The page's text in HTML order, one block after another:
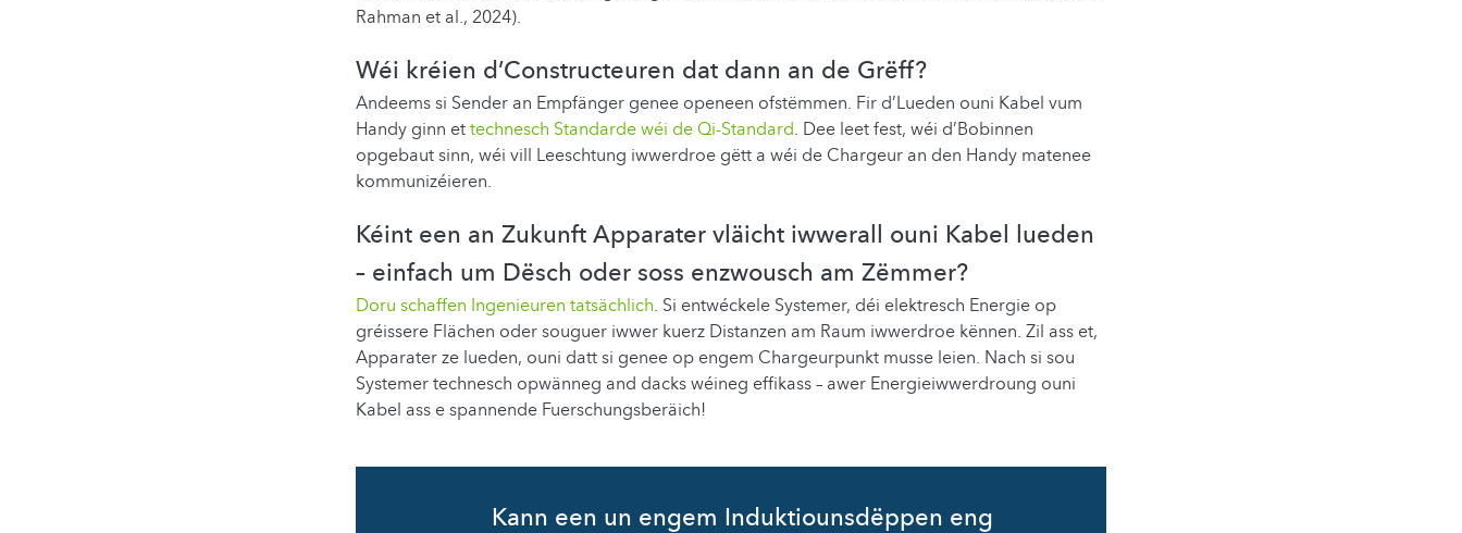
Rahman et al., 2024).
Wéi kréien d’Constructeuren dat dann an de Grëff?
Andeems si Sender an Empfänger genee openeen ofstëmmen. Fir d’Lueden ouni Kabel vum
Handy ginn ettechnesch Standarde wéi de Qi-Standard. Dee leet fest, wéi d’Bobinnen
opgebaut sinn, wéi vill Leeschtung iwwerdroe gëtt a wéi de Chargeur an den Handy matenee
kommunizéieren.
Kéint een an Zukunft Apparater vläicht iwwerall ouni Kabel lueden
– einfach um Dësch oder soss enzwousch am Zëmmer?
Doru schaffen Ingenieuren tatsächlich. Si entwéckele Systemer, déi elektresch Energie op
gréissere Flächen oder souguer iwwer kuerz Distanzen am Raum iwwerdroe kënnen. Zil ass et,
Apparater ze lueden, ouni datt si genee op engem Chargeurpunkt musse leien. Nach si sou
Systemer technesch opwänneg and dacks wéineg effikass – awer Energieiwwerdroung ouni
Kabel ass e spannende Fuerschungsberäich!
Kann een un engem Induktiounsdëppen eng